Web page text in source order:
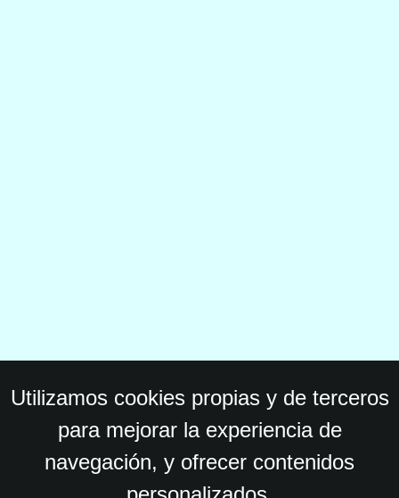
Utilizamos cookies propias y de terceros
para mejorar la experiencia de
navegación, y ofrecer contenidos